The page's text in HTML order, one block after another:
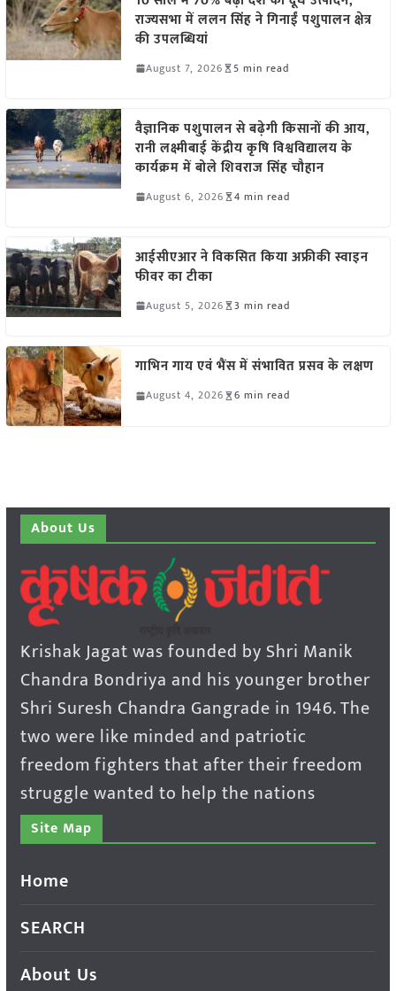
राज्यसभा में ललन सिंह ने गिनाईं पशुपालन क्षेत्र
की उपलब्धियां
August 7, 2026 5 min read
वैज्ञानिक पशुपालन से बढ़ेगी किसानों की आय,
रानी लक्ष्मीबाई केंद्रीय कृषि विश्वविद्यालय के
कार्यक्रम में बोले शिवराज सिंह चौहान
August 6, 2026 4 min read
आईसीएआर ने विकसित किया अफ्रीकी स्वाइन
फीवर का टीका
August 5, 2026 3 min read
गाभिन गाय एवं भैंस में संभावित प्रसव के लक्षण
August 4, 2026 6 min read
About Us
Krishak Jagat was founded by Shri Manik
Chandra Bondriya and his younger brother
Shri Suresh Chandra Gangrade in 1946. The
two were like minded and patriotic
freedom fighters that after their freedom
struggle wanted to help the nations
Site Map
Home
SEARCH
About Us